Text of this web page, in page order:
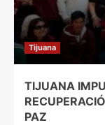
Tijuana
TIJUANA
PAZ